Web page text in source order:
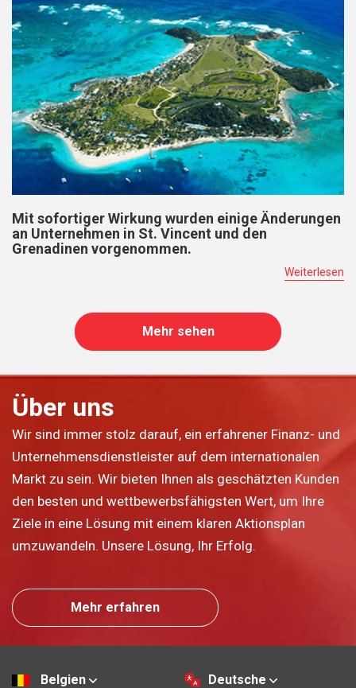
Mit sofortiger Wirkung wurden einige Änderungen
an Unternehmen in St. Vincent und den
Grenadinen vorgenommen.
Weiterlesen
Mehr sehen
Über uns
Wir sind immer stolz darauf, ein erfahrener Finanz- und
Unternehmensdienstleister auf dem internationalen
Markt zu sein. Wir bieten Ihnen als geschätzten Kunden
den besten und wettbewerbsfähigsten Wert, um Ihre
Ziele in eine Lösung mit einem klaren Aktionsplan
umzuwandeln. Unsere Lösung, Ihr Erfolg.
Mehr erfahren
Belgien Deutsche